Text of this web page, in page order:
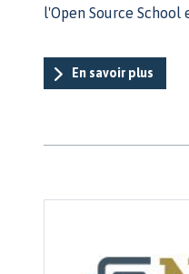
l'Open Source School
En savoir plus